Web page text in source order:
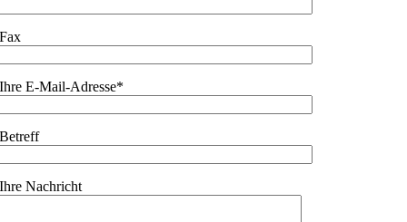
Fax
Ihre E-Mail-Adresse*
Betreff
Ihre Nachricht